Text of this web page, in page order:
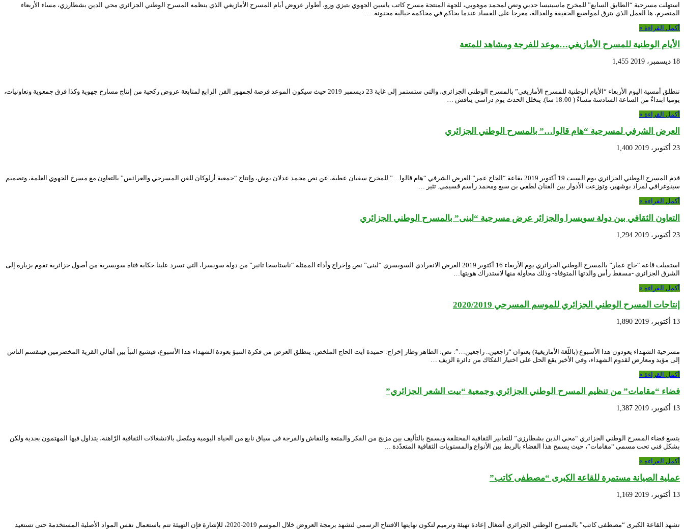
استهلت مسرحية “الطابق السابع” للمخرج ماسينيسا حدبي ونص لمحمد موهوبي، للجهة المنتجة مسرح كاتب ياسين الجهوي بتيزي وزو، أطوار عروض أيام المسرح الأمازيغي الذي ينظمه المسرح الوطني الجزائري محي الدين بشطارزي، مساء الأربعاء
المنصرم، ها العمل الذي يترق لمواضيع الحقيقة والعدالة، معرجا على الفساد عندما يحاكم في محاكمة خيالية مجنونة. …
أكمل القراءة »
الأيام الوطنية للمسرح الأمازيغي…موعد للفرجة ومشاهد للمتعة
18 ديسمبر، 2019 1,455
تنطلق أمسية اليوم الأربعاء “الأيام الوطنية للمسرح الأمازيغي” بالمسرح الوطني الجزائري، والتي ستستمر إلى غاية 23 ديسمبر 2019 حيث سيكون الموعد فرصة لجمهور الفن الرابع لمتابعة عروض ركحية من إنتاج مسارح جهوية وكذا فرق جمعوية وتعاونيات،
يوميا ابتداءً من الساعة السادسة مساءً ( 18:00 سا). يتخلل الحدث يوم دراسي يناقش …
أكمل القراءة »
العرض الشرفي لمسرحية “هام قالوا…” بالمسرح الوطني الجزائري
23 أكتوبر، 2019 1,400
قدم المسرح الوطني الجزائري يوم السبت 19 أكتوبر 2019 بقاعة “الحاج عمر” العرض الشرفي “هام قالوا…” للمخرج سفيان عطية، عن نص محمد عدلان بوش، وإنتاج “جمعية أرلوكان للفن المسرحي والعرائس” بالتعاون مع مسرح الجهوي العلمة، وتصميم
سينوغرافي لمراد بوشهير، وتوزعت الأدوار بين الفنان لطفي بن سبع ومحمد راسم قسيمي. تثير …
أكمل القراءة »
التعاون الثقافي بين دولة سويسرا والجزائر عرض مسرحية “لبنى” بالمسرح الوطني الجزائري
23 أكتوبر، 2019 1,294
استقبلت قاعة “حاج عمار” بالمسرح الوطني الجزائري يوم الأربعاء 16 أكتوبر 2019 العرض الانفرادي السويسري “لبنى” نص وإخراج وأداء الممثلة “ناستاسجا تانير” من دولة سويسرا، التي تسرد علينا حكاية فتاة سويسرية من أصول جزائرية تقوم بزيارة إلى
الشرق الجزائري -مسقط رأس والدتها المتوفاة- وذلك محاولة منها لاستدراك هويتها…
أكمل القراءة »
إنتاجات المسرح الوطني الجزائري للموسم المسرحي 2020/2019
13 أكتوبر، 2019 1,890
مسرحية الشهداء يعودون هذا الأسبوع (باللّغة الأمازيغية) بعنوان “راجعين.. راجعين…”: نص: الطاهر وطار إخراج: حميدة آيت الحاج الملخص: ينطلق العرض من فكرة التنبؤ بعودة الشهداء هذا الأسبوع، فيشيع النبأ بين أهالي القرية المخضرمين فينقسم الناس
إلى مؤيد ومعارض لقدوم الشهداء، وفي الأخير يقع الحل على اختيار الفكاك من دائرة الزيف …
أكمل القراءة »
فضاء “مقامات” من تنظيم المسرح الوطني الجزائري وجمعية “بيت الشعر الجزائري”
13 أكتوبر، 2019 1,387
يتسع فضاء المسرح الوطني الجزائري “محي الدين بشطارزي” للتعابير الثقافية المختلفة ويسمح بالتأليف بين مزيج من الفكر والمتعة والنقاش والفرجة في سياق نابع من الحياة اليومية ومتّصل بالانشغالات الثقافية الرّاهنة، يتداول فيها المهتمون بجدية ولكن
بشكل فني تحت مسمى “مقامات”، حيث يسمح هذا الفضاء بالربط بين الأنواع والمستويات الثقافية المتعدّدة …
أكمل القراءة »
عملية الصيانة مستمرة للقاعة الكبرى “مصطفى كاتب”
13 أكتوبر، 2019 1,169
تشهد القاعة الكبرى “مصطفى كاتب” بالمسرح الوطني الجزائري أشغال إعادة تهيئة وترميم لتكون نهايتها الافتتاح الرسمي لتشهد برمجة العروض خلال الموسم 2019-2020، للإشارة فإن التهيئة تتم باستعمال نفس المواد الأصلية المستخدمة حتى تستعيد